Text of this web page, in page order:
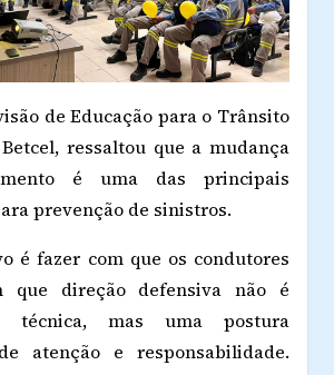
de Educação para o Trânsito
, ressaltou que a mudança
é uma das principais
prevenção de sinistros.
é fazer com que os condutores
que direção defensiva não é
técnica, mas uma postura
atenção e responsabilidade.